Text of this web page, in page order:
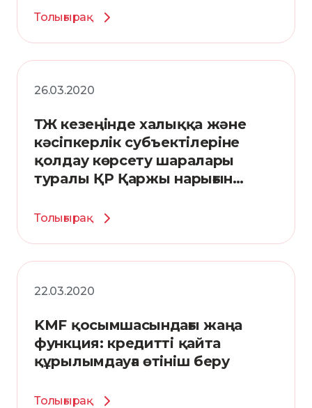
Толығырақ
26.03.2020
ТЖ кезеңінде халыққа және
кәсіпкерлік субъектілеріне
қолдау көрсету шаралары
туралы ҚР Қаржы нарығын
агенттігінің қаулысы
Толығырақ
22.03.2020
KMF қосымшасындағы жаңа
функция: кредитті қайта
құрылымдауға өтініш беру
Толығырақ